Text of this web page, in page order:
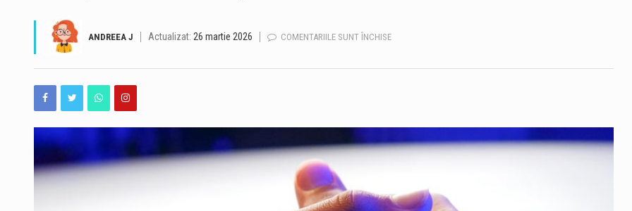
ANDREEA J Actualizat: 26 martie 2026 COMENTARIILE SUNT ÎNCHISE
JUDEȚUL
BĂRBAT
A
FURAT
BĂTUT